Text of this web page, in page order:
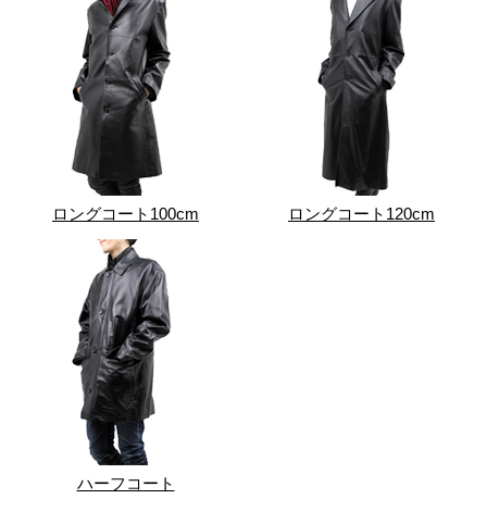
ロングコート100cm ロングコート120cm
ハーフコート